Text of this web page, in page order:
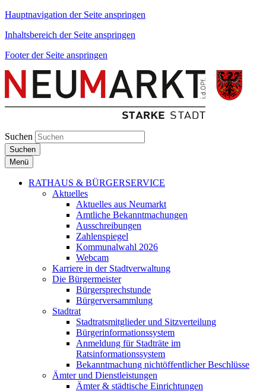
Hauptnavigation der Seite anspringen
Inhaltsbereich der Seite anspringen
Footer der Seite anspringen
Suchen
Suchen
Menü
RATHAUS & BÜRGERSERVICE
Aktuelles
Aktuelles aus Neumarkt
Amtliche Bekanntmachungen
Ausschreibungen
Zahlenspiegel
Kommunalwahl 2026
Webcam
Karriere in der Stadtverwaltung
Die Bürgermeister
Bürgersprechstunde
Bürgerversammlung
Stadtrat
Stadtratsmitglieder und Sitzverteilung
Bürgerinformationssystem
Anmeldung für Stadträte im
Ratsinformationssystem
Bekanntmachung nichtöffentlicher Beschlüsse
Ämter und Dienstleistungen
Ämter & städtische Einrichtungen